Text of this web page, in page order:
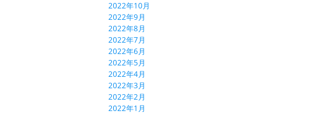
2022年10月
2022年9月
2022年8月
2022年7月
2022年6月
2022年5月
2022年4月
2022年3月
2022年2月
2022年1月